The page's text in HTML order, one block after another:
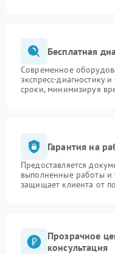
Бесплатная
Современное
экспресс-диагностику
сроки, минимизируя
Гарантия на
Предоставляется
выполненные работы и
защищает клиента от
Прозрачное
консультация